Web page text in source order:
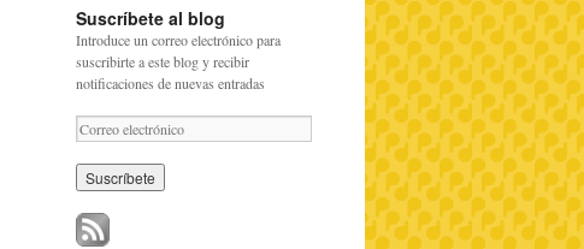
Suscríbete al blog
Introduce un correo electrónico para
suscribirte a este blog y recibir
notificaciones de nuevas entradas
C
o
r
r
e
o